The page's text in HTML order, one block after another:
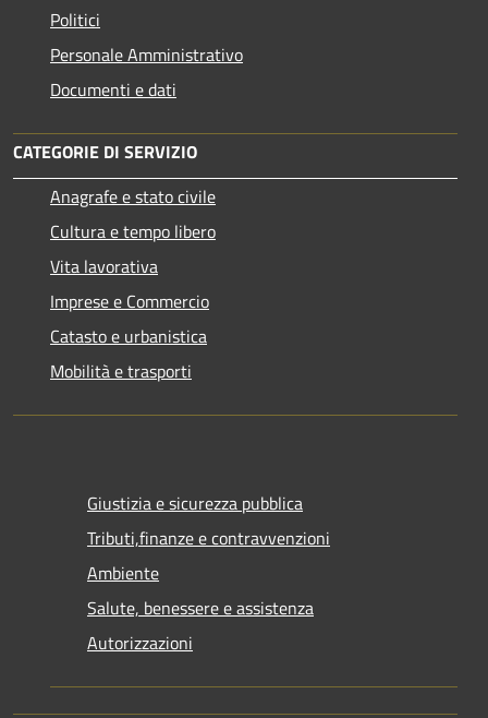
Politici
Personale Amministrativo
Documenti e dati
CATEGORIE DI SERVIZIO
Anagrafe e stato civile
Cultura e tempo libero
Vita lavorativa
Imprese e Commercio
Catasto e urbanistica
Mobilità e trasporti
Giustizia e sicurezza pubblica
Tributi,finanze e contravvenzioni
Ambiente
Salute, benessere e assistenza
Autorizzazioni